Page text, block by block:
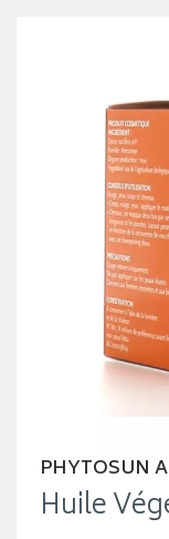
PHYTOSUN
Huile